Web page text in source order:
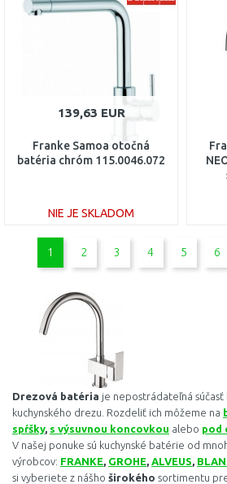
Porovnať
139,63 EUR
Franke Samoa otočná
batéria chróm 115.0046.072
NIE JE SKLADOM
DO KOŠÍKA
1 2 3 4 5 6
Drezová batéria je nepostrádateľná súčasť
kuchynského drezu. Rozdeliť ich môžeme na
spŕšky, s výsuvnou koncovkou alebo pod
V našej ponuke sú kuchynské batérie od
výrobcov: FRANKE, GROHE, ALVEUS,
si vyberiete z nášho širokého sortimentu